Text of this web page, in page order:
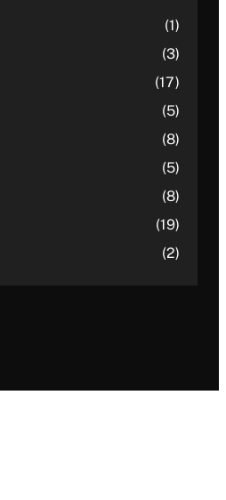
(1)
(3)
(17)
(5)
(8)
(5)
(8)
(19)
(2)